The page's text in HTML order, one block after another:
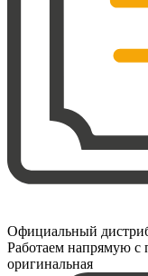
Официальный
Работаем напрямую с
оригинальная